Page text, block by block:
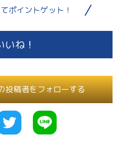
ポイントゲット！
ね！
投稿者をフォローする